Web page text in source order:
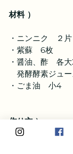
材料 ）
・ニンニク　２片
・紫蘇　6枚
・醤油、酢　各
発酵酵素ジュー
・ごま油　小4
作り方 ）